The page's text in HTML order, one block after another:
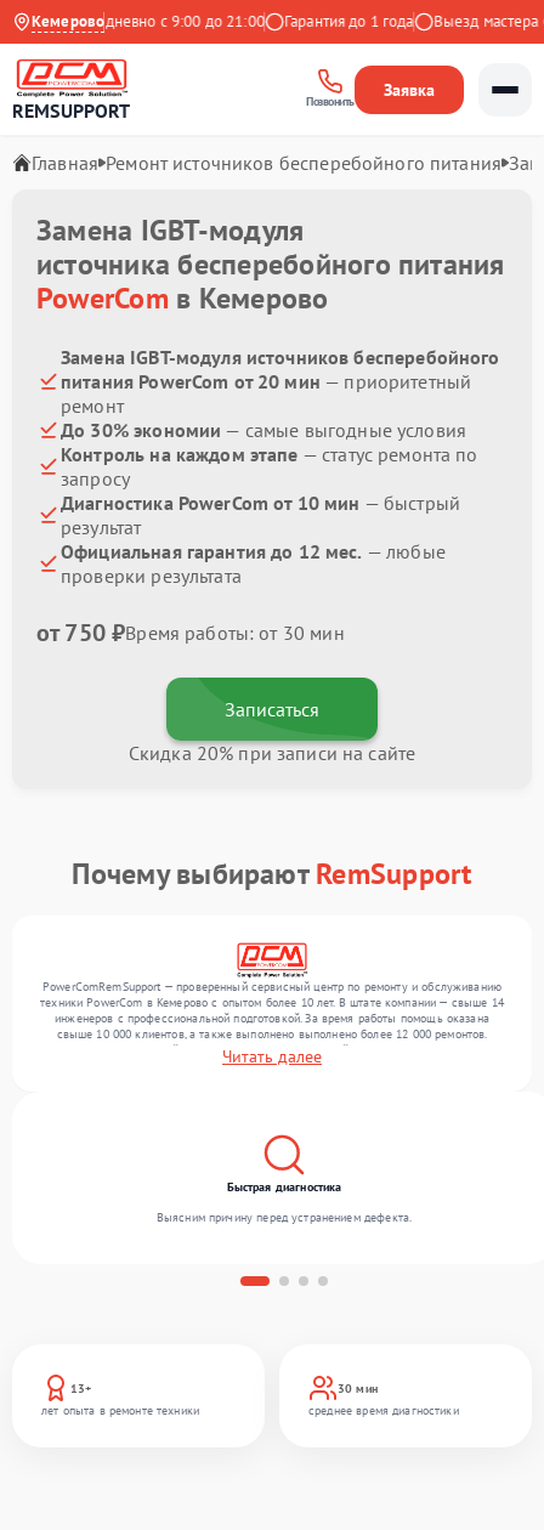
Кемерово
Ежедневно с 9:00 до 21:00 Гарантия до 1 года Выезд мастера
REMSUPPORT Позвонить
Заявка
Главная Ремонт источников бесперебойного питания
Замена IGBT-модуля
источника бесперебойного питания
PowerComв Кемерово
Замена IGBT-модуля источников бесперебойного
питания PowerCom от 20 мин — приоритетный
ремонт
До 30% экономии — самые выгодные условия
Контроль на каждом этапе — статус ремонта по
запросу
Диагностика PowerCom от 10 мин — быстрый
результат
Официальная гарантия до 12 мес. — любые
проверки результата
от 750 ₽Время работы: от 30 мин
Записаться
Скидка 20% при записи на сайте
Почему выбираютRemSupport
PowerComRemSupport — проверенный сервисный центр по ремонту и обслуживанию
техники PowerCom в Кемерово с опытом более 10 лет. В штате компании — свыше 14
инженеров с профессиональной подготовкой. За время работы помощь оказана
свыше 10 000 клиентов, а также выполнено выполнено более 12 000 ремонтов.
Ежемесячно в сервисный центр поступает от 300 устройств, включая , , . Мы беремся
за задачи любой сложности и гарантируем высокое качество обслуживания
Читать далее
13+
лет опыта в ремонте техники
30 мин
среднее время диагностики
Быстрая диагностика
Выясним причину перед устранением дефекта.